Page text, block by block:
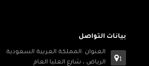
بيانات التواصل
1
العنوان :المملكة العربية السعودية
الرياض ، شارع العليا العام